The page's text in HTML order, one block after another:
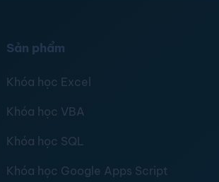
Sản phẩm
Khóa học Excel
Khóa học VBA
Khóa học SQL
Khóa học Google Apps Script